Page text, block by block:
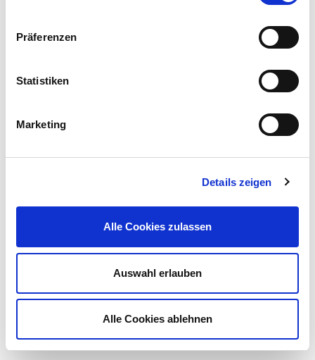
Präferenzen
Statistiken
Marketing
Details zeigen
Alle Cookies zulassen
Auswahl erlauben
Alle Cookies ablehnen